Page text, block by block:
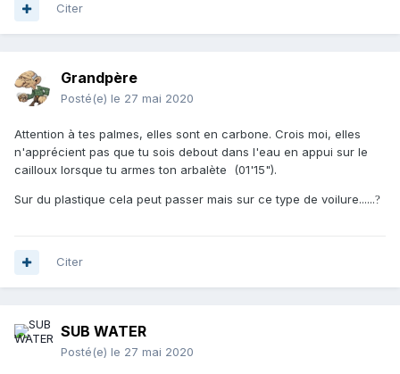
Citer
Grandpère
Posté(e) le 27 mai 2020
Attention à tes palmes, elles sont en carbone. Crois moi, elles
n'apprécient pas que tu sois debout dans l'eau en appui sur le
cailloux lorsque tu armes ton arbalète (01'15").
Sur du plastique cela peut passer mais sur ce type de voilure......?
Citer
SUB WATER
Posté(e) le 27 mai 2020